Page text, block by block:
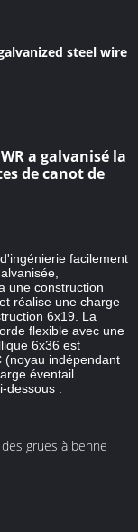
steel wire
a galvanisé la
de canot de
facilement
une construction
réalise une charge
6x19. La
flexible avec une
6x36 est
(noyau indépendant
éventail
dessous :
grues à benne